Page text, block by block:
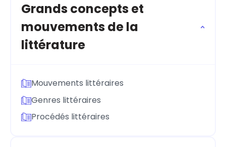
Grands concepts et
mouvements de la
littérature
Mouvements littéraires
Genres littéraires
Procédés littéraires